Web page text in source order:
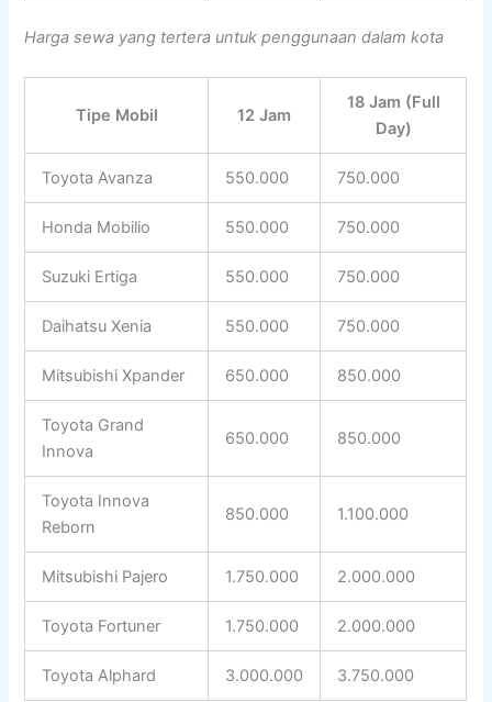
Harga sewa yang tertera untuk penggunaan dalam kota
Tipe Mobil 12 Jam
18 Jam (Full
Day)
Toyota Avanza 550.000 750.000
Honda Mobilio 550.000 750.000
Suzuki Ertiga 550.000 750.000
Daihatsu Xenia 550.000 750.000
Mitsubishi Xpander 650.000 850.000
Toyota Grand
Innova
650.000 850.000
Toyota Innova
Reborn
850.000 1.100.000
Mitsubishi Pajero 1.750.000 2.000.000
Toyota Fortuner 1.750.000 2.000.000
Toyota Alphard 3.000.000 3.750.000